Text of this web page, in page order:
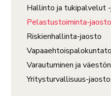
Hallinto ja tukipalvelut
Pelastustoiminta-jaosto
Riskienhallinta-jaosto
Varautuminen ja
Yritysturvallisuus-jaosto